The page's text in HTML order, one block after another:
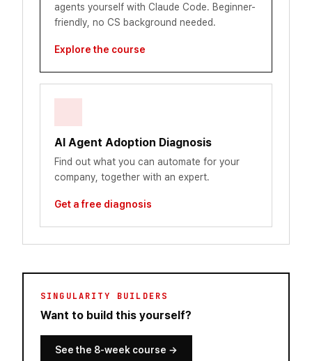
agents yourself with Claude Code. Beginner-
friendly, no CS background needed.
Explore the course
AI Agent Adoption Diagnosis
Find out what you can automate for your
company, together with an expert.
Get a free diagnosis
SINGULARITY BUILDERS
Want to build this yourself?
See the 8-week course →